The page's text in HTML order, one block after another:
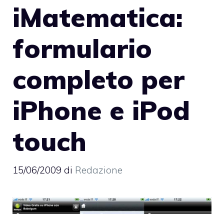
iMatematica:
formulario
completo per
iPhone e iPod
touch
15/06/2009 di Redazione